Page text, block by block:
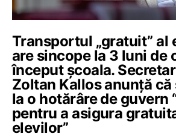
Transportul „gratuit” al
are sincope la 3 luni de
început școala.
Zoltan Kallos anunță că
la o hotărâre de guvern
pentru a asigura
elevilor”